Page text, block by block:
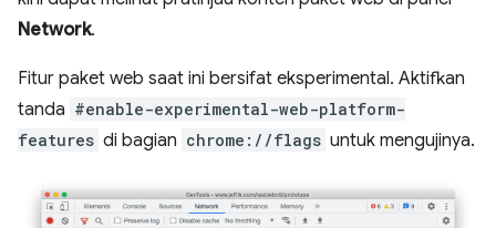
Network.
Fitur paket web saat ini bersifat eksperimental. Aktifkan
tanda #enable-experimental-web-platform-
features di bagian chrome://flags untuk mengujinya.